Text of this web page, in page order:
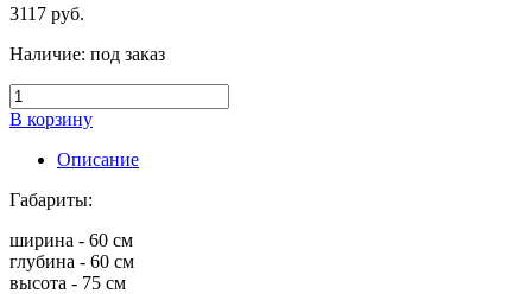
3117 руб.
Наличие: под заказ
В корзину
Описание
Габариты:
ширина - 60 см
глубина - 60 см
высота - 75 см